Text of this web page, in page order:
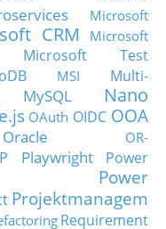
Microsoft
CRM
Microsoft
Microsoft Test
MSI
Multi-
MySQL
Nano
OAuth OIDC OOA
Oracle
OR-
Playwright
Power
Power
Projektmanagem
Requirement